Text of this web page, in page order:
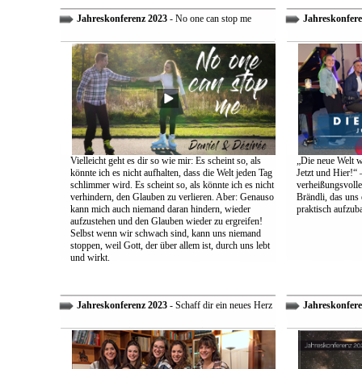
Jahreskonferenz 2023- No one can stop me
Vielleicht geht es dir so wie mir: Es scheint so, als
könnte ich es nicht aufhalten, dass die Welt jeden Tag
schlimmer wird. Es scheint so, als könnte ich es nicht
verhindern, den Glauben zu verlieren. Aber: Genauso
kann mich auch niemand daran hindern, wieder
aufzustehen und den Glauben wieder zu ergreifen!
Selbst wenn wir schwach sind, kann uns niemand
stoppen, weil Gott, der über allem ist, durch uns lebt
und wirkt.
„Die neue Welt
Jetzt und Hier!“
Brändli, das uns
praktisch
Jahreskonferenz 2023- Schaff dir ein neues Herz